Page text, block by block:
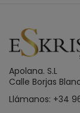
Apolana. S.L
Calle Borjas
Llámanos: +34